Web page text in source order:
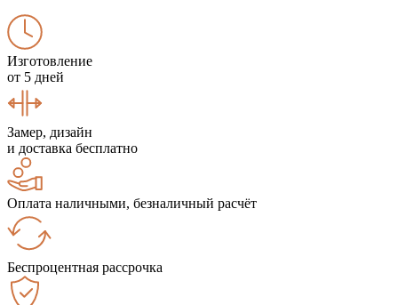
Изготовление
от 5 дней
Замер, дизайн
и доставка бесплатно
Оплата наличными, безналичный расчёт
Беспроцентная рассрочка